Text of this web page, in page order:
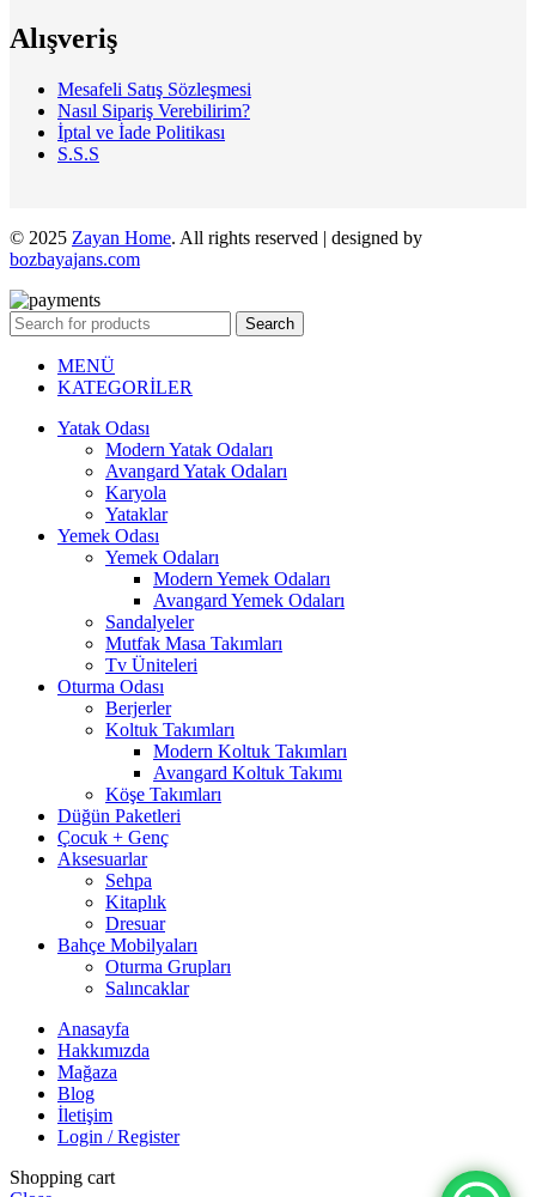
Alışveriş
Mesafeli Satış Sözleşmesi
Nasıl Sipariş Verebilirim?
İptal ve İade Politikası
S.S.S
© 2025 Zayan Home. All rights reserved | designed by
bozbayajans.com
Search
MENÜ
KATEGORİLER
Yatak Odası
Modern Yatak Odaları
Avangard Yatak Odaları
Karyola
Yataklar
Yemek Odası
Yemek Odaları
Modern Yemek Odaları
Avangard Yemek Odaları
Sandalyeler
Mutfak Masa Takımları
Tv Üniteleri
Oturma Odası
Berjerler
Koltuk Takımları
Modern Koltuk Takımları
Avangard Koltuk Takımı
Köşe Takımları
Düğün Paketleri
Çocuk + Genç
Aksesuarlar
Sehpa
Kitaplık
Dresuar
Bahçe Mobilyaları
Oturma Grupları
Salıncaklar
Anasayfa
Hakkımızda
Mağaza
Blog
İletişim
Login / Register
Shopping cart